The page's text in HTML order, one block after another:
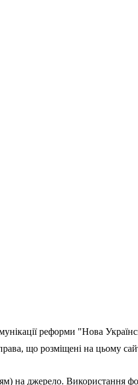
реформи "Нова
що розміщені на цьому
на джерело. Використання